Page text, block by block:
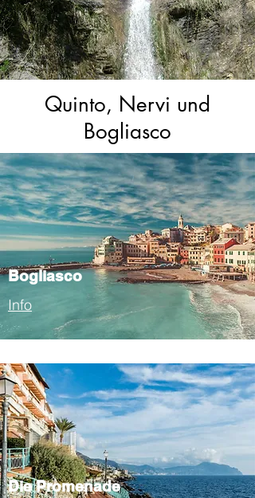
Quinto, Nervi und
Bogliasco
Bogliasco
Info
Die Promenade